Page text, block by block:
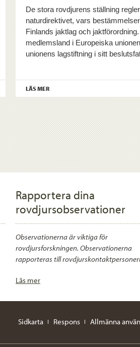
De stora rovdjurens ställning
naturdirektivet, vars
Finlands jaktlag och
medlemsland i Europeiska
unionens lagstiftning i sitt
LÄS MER
Rapportera dina
rovdjursobservationer
Observationerna är viktiga för
rovdjursforskningen. Observationerna
rapporteras till
Läs mer
Sidkarta Respons Allmänna